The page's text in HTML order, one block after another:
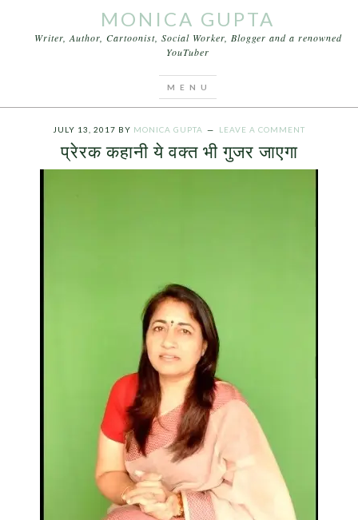
MONICA GUPTA
Writer, Author, Cartoonist, Social Worker, Blogger and a renowned
YouTuber
JULY 13, 2017 BY MONICA GUPTA LEAVE A COMMENT
प्रेरक कहानी ये वक्त भी गुजर जाएगा